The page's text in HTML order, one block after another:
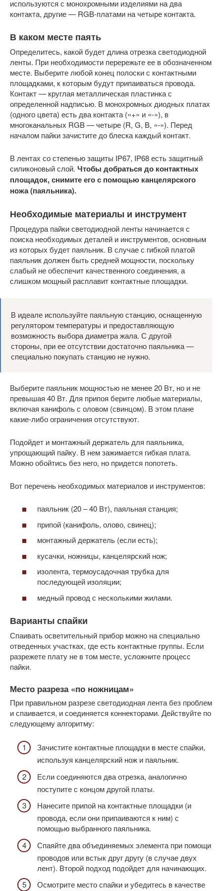
используются с монохромными изделиями на два
контакта, другие — RGB-платами на четыре контакта.
В каком месте паять
Определитесь, какой будет длина отрезка светодиодной
ленты. При необходимости перережьте ее в обозначенном
месте. Выберите любой конец полоски с контактными
площадками, к которым будут припаиваться провода.
Контакт — круглая металлическая пластинка с
определенной надписью. В монохромных диодных платах
(одного цвета) есть два контакта («+» и «-»), в
многоканальных RGB — четыре (R, G, B, «-»). Перед
началом пайки зачистите до блеска каждый контакт.
В лентах со степенью защиты IP67, IP68 есть защитный
силиконовый слой. Чтобы добраться до контактных
площадок, снимите его с помощью канцелярского
ножа (паяльника).
Необходимые материалы и инструмент
Процедура пайки светодиодной ленты начинается с
поиска необходимых деталей и инструментов, основным
из которых будет паяльник. В случае с гибкой платой
паяльник должен быть средней мощности, поскольку
слабый не обеспечит качественного соединения, а
слишком мощный расплавит контактные площадки.
В идеале используйте паяльную станцию, оснащенную
регулятором температуры и предоставляющую
возможность выбора диаметра жала. С другой
стороны, при ее отсутствии достаточно паяльника —
специально покупать станцию не нужно.
Выберите паяльник мощностью не менее 20 Вт, но и не
превышая 40 Вт. Для припоя берите любые материалы,
включая канифоль с оловом (свинцом). В этом плане
какие-либо ограничения отсутствуют.
Подойдет и монтажный держатель для паяльника,
упрощающий пайку. В нем зажимается гибкая плата.
Можно обойтись без него, но придется попотеть.
Вот перечень необходимых материалов и инструментов:
паяльник (20 – 40 Вт), паяльная станция;
припой (канифоль, олово, свинец);
монтажный держатель (если есть);
кусачки, ножницы, канцелярский нож;
изолента, термоусадочная трубка для
последующей изоляции;
медный провод с несколькими жилами.
Варианты спайки
Спаивать осветительный прибор можно на специально
отведенных участках, где есть контактные группы. Если
разрежете плату не в том месте, усложните процесс
пайки.
Место разреза «по ножницам»
При правильном разрезе светодиодная лента без проблем
и спаивается, и соединяется коннекторами. Действуйте по
следующему алгоритму:
Зачистите контактные площадки в месте спайки,
используя канцелярский нож и паяльник.
Если соединяются два отрезка, аналогично
поступите с концом другой платы.
Нанесите припой на контактные площадки (и
провода, если они припаиваются к ним) с
помощью выбранного паяльника.
Спаяйте два объединяемых элемента при помощи
проводов или встык друг другу (в случае двух
лент). Второй подход подойдет для начинающих.
Осмотрите место спайки и убедитесь в качестве